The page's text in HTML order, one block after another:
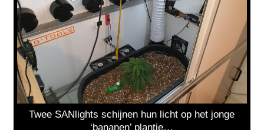
Twee SANlights schijnen hun licht op het jonge
‘bananen’ plantje…